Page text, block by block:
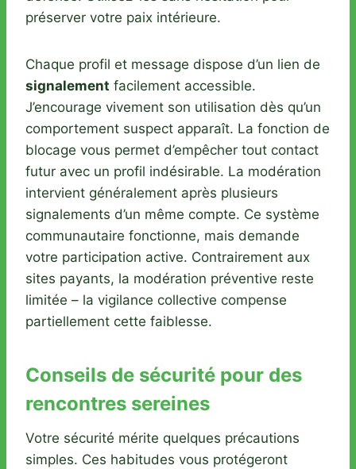
préserver votre paix intérieure.
Chaque profil et message dispose d’un lien de
signalement facilement accessible.
J’encourage vivement son utilisation dès qu’un
comportement suspect apparaît. La fonction de
blocage vous permet d’empêcher tout contact
futur avec un profil indésirable. La modération
intervient généralement après plusieurs
signalements d’un même compte. Ce système
communautaire fonctionne, mais demande
votre participation active. Contrairement aux
sites payants, la modération préventive reste
limitée – la vigilance collective compense
partiellement cette faiblesse.
Conseils de sécurité pour des
rencontres sereines
Votre sécurité mérite quelques précautions
simples. Ces habitudes vous protégeront